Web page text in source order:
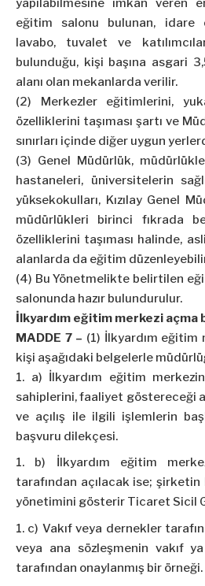
yapılabilmesine imkân veren
eğitim salonu bulunan, idare
lavabo, tuvalet ve
bulunduğu, kişi başına asgari
alanı olan mekanlarda verilir.
(2) Merkezler eğitimlerini,
özelliklerini taşıması şartı ve
sınırları içinde diğer uygun
(3) Genel Müdürlük,
hastaneleri, üniversitelerin
yüksekokulları, Kızılay Genel
müdürlükleri birinci fıkrada
özelliklerini taşıması halinde,
alanlarda da eğitim
(4) Bu Yönetmelikte belirtilen
salonunda hazır bulundurulur.
İlkyardım eğitim merkezi açma
MADDE 7 – (1) İlkyardım
kişi aşağıdaki belgelerle
a) İlkyardım eğitim
sahiplerini, faaliyet göstereceği
ve açılış ile ilgili işlemlerin
başvuru dilekçesi.
b) İlkyardım eğitim
tarafından açılacak ise;
yönetimini gösterir Ticaret Sicil
c) Vakıf veya dernekler
veya ana sözleşmenin vakıf
tarafından onaylanmış bir örneği.